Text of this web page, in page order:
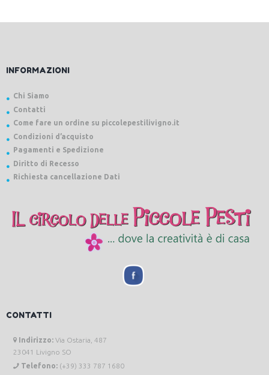
INFORMAZIONI
Chi Siamo
Contatti
Come fare un ordine su piccolepestilivigno.it
Condizioni d’acquisto
Pagamenti e Spedizione
Diritto di Recesso
Richiesta cancellazione Dati
CONTATTI
Indirizzo: Via Ostaria, 487
23041 Livigno SO
Telefono: (+39) 333 787 1680